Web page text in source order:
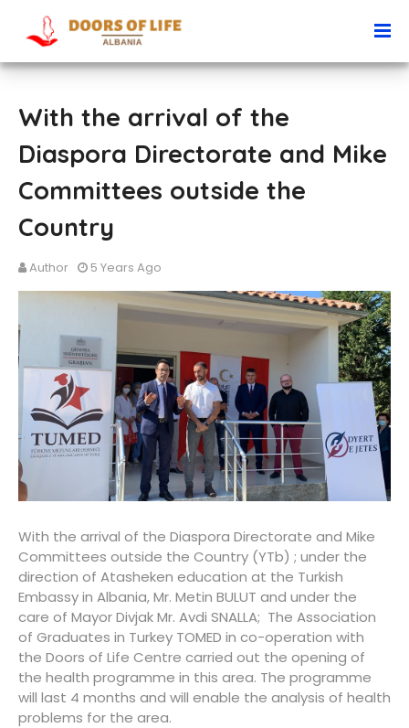
With the arrival of the
Diaspora Directorate and Mike
Committees outside the
Country
Author 5 Years Ago
With the arrival of the Diaspora Directorate and Mike
Committees outside the Country (YTb) ; under the
direction of Atasheken education at the Turkish
Embassy in Albania, Mr. Metin BULUT and under the
care of Mayor Divjak Mr. Avdi SNALLA;  The Association
of Graduates in Turkey TOMED in co-operation with
the Doors of Life Centre carried out the opening of
the health programme in this area. The programme
will last 4 months and will enable the analysis of health
problems for the area.